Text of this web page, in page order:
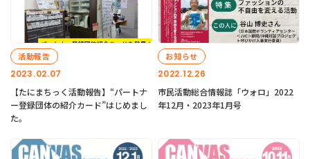
2023.02.07
活動報告
【たにまちっく活動報告】“パートナ
ー登録団体の紹介カード”はじめまし
た。
2022.12.26
お知らせ
市民活動総合情報誌「ウォロ」2022
年12月・2023年1月号